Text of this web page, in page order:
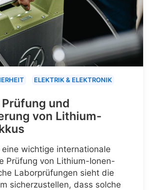
ELEKTRIK & ELEKTRONIK
und
von Lithium-
wichtige internationale
Prüfung von Lithium-Ionen-
Laborprüfungen sieht die
sicherzustellen, dass solche